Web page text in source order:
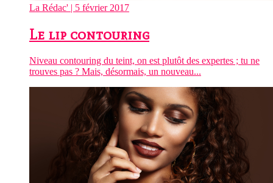
La Rédac' | 5 février 2017
Le lip contouring
Niveau contouring du teint, on est plutôt des expertes ; tu ne
trouves pas ? Mais, désormais, un nouveau...